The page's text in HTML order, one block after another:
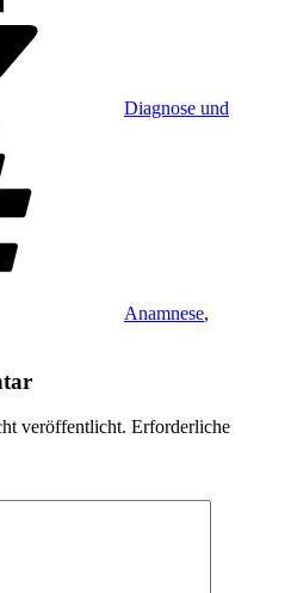
Diagnose und
Anamnese,
veröffentlicht. Erforderliche